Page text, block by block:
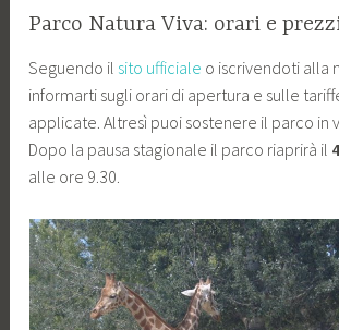
Parco Natura Viva: orari e
Seguendo il sito ufficiale o iscrivendoti alla
informarti sugli orari di apertura e sulle
applicate. Altresì puoi sostenere il parco in
Dopo la pausa stagionale il parco riaprirà il
alle ore 9.30.